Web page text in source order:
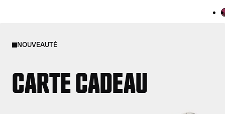
NOUVEAUTÉ
CARTE CADEAU